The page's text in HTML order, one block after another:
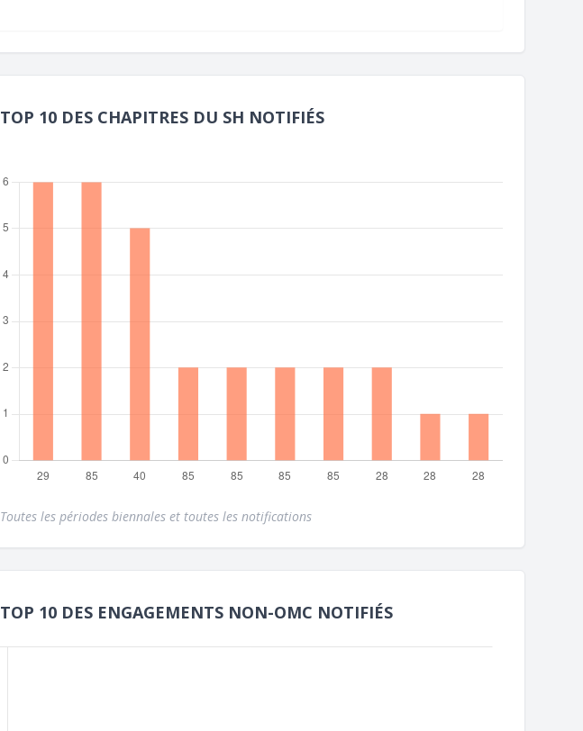
TOP 10 DES CHAPITRES DU SH NOTIFIÉS
Toutes les périodes biennales et toutes les notifications
TOP 10 DES ENGAGEMENTS NON-OMC NOTIFIÉS